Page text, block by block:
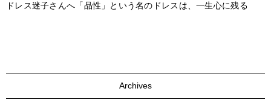
ドレス迷子さんへ「品性」という名のドレスは、一生心に残る
Archives